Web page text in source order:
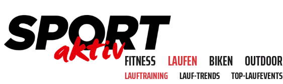
FITNESS LAUFEN BIKEN OUTDOOR
LAUFTRAINING LAUF-TRENDS TOP-LAUFEVENTS